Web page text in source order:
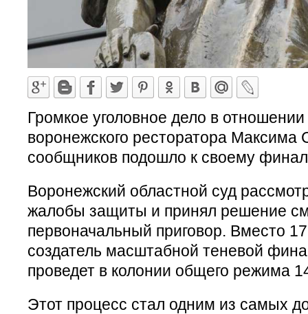
Громкое уголовное дело в отношении
воронежского ресторатора Максима
сообщников подошло к своему
Воронежский областной суд
жалобы защиты и принял решение
первоначальный приговор. Вместо
создатель масштабной теневой
проведет в колонии общего режима
Этот процесс стал одним из самых